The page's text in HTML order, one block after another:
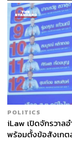
POLITICS
iLaw เปิดจักรวาล
พร้อมตั้งข้อสังเก